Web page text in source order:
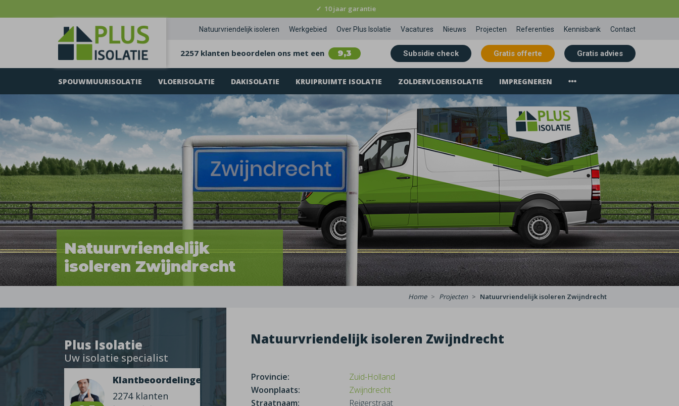
✓ 10 jaar garantie
Natuurvriendelijk isoleren Werkgebied Over Plus Isolatie Vacatures Nieuws Projecten Referenties Kennisbank Contact
2257 klanten beoordelen ons met een 9,3 Subsidie check Gratis offerte Gratis advies
SPOUWMUURISOLATIE VLOERISOLATIE DAKISOLATIE KRUIPRUIMTE ISOLATIE ZOLDERVLOERISOLATIE IMPREGNEREN
Natuurvriendelijk
isoleren Zwijndrecht
Home Projecten Natuurvriendelijk isoleren Zwijndrecht
Plus Isolatie
Uw isolatie specialist
Klantbeoordelingen
2274 klanten
Natuurvriendelijk isoleren Zwijndrecht
Provincie:
Zuid-Holland
Woonplaats:
Zwijndrecht
Straatnaam:
Reigerstraat